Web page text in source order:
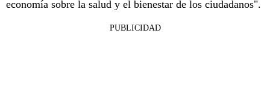
economía sobre la salud y el bienestar de los ciudadanos".
PUBLICIDAD